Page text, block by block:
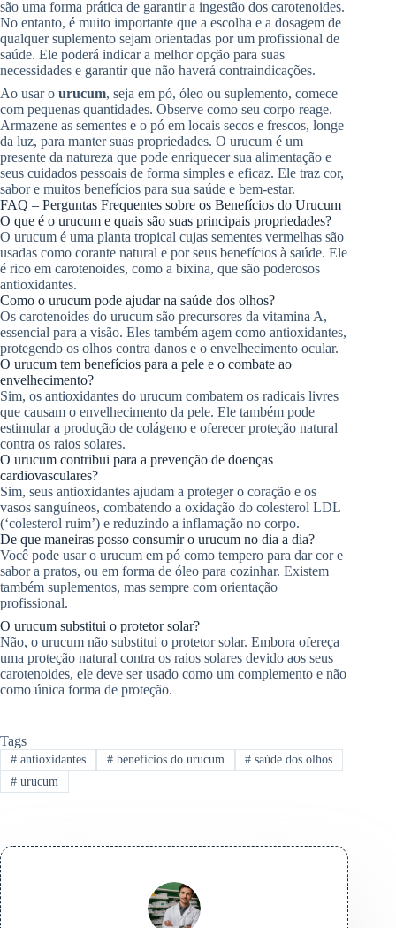
são uma forma prática de garantir a ingestão dos carotenoides.
No entanto, é muito importante que a escolha e a dosagem de
qualquer suplemento sejam orientadas por um profissional de
saúde. Ele poderá indicar a melhor opção para suas
necessidades e garantir que não haverá contraindicações.
Ao usar o urucum, seja em pó, óleo ou suplemento, comece
com pequenas quantidades. Observe como seu corpo reage.
Armazene as sementes e o pó em locais secos e frescos, longe
da luz, para manter suas propriedades. O urucum é um
presente da natureza que pode enriquecer sua alimentação e
seus cuidados pessoais de forma simples e eficaz. Ele traz cor,
sabor e muitos benefícios para sua saúde e bem-estar.
FAQ – Perguntas Frequentes sobre os Benefícios do Urucum
O que é o urucum e quais são suas principais propriedades?
O urucum é uma planta tropical cujas sementes vermelhas são
usadas como corante natural e por seus benefícios à saúde. Ele
é rico em carotenoides, como a bixina, que são poderosos
antioxidantes.
Como o urucum pode ajudar na saúde dos olhos?
Os carotenoides do urucum são precursores da vitamina A,
essencial para a visão. Eles também agem como antioxidantes,
protegendo os olhos contra danos e o envelhecimento ocular.
O urucum tem benefícios para a pele e o combate ao
envelhecimento?
Sim, os antioxidantes do urucum combatem os radicais livres
que causam o envelhecimento da pele. Ele também pode
estimular a produção de colágeno e oferecer proteção natural
contra os raios solares.
O urucum contribui para a prevenção de doenças
cardiovasculares?
Sim, seus antioxidantes ajudam a proteger o coração e os
vasos sanguíneos, combatendo a oxidação do colesterol LDL
(‘colesterol ruim’) e reduzindo a inflamação no corpo.
De que maneiras posso consumir o urucum no dia a dia?
Você pode usar o urucum em pó como tempero para dar cor e
sabor a pratos, ou em forma de óleo para cozinhar. Existem
também suplementos, mas sempre com orientação
profissional.
O urucum substitui o protetor solar?
Não, o urucum não substitui o protetor solar. Embora ofereça
uma proteção natural contra os raios solares devido aos seus
carotenoides, ele deve ser usado como um complemento e não
como única forma de proteção.
Tags
#antioxidantes #benefícios do urucum # saúde dos olhos
#urucum